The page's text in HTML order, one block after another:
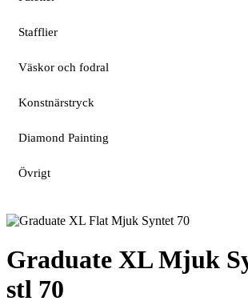
Stafflier
Väskor och fodral
Konstnärstryck
Diamond Painting
Övrigt
Graduate XL Mjuk
stl 70